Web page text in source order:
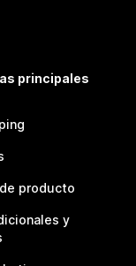
principales
producto
y